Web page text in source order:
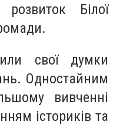
розвиток Білої
свої думки
Одностайним
вивченні
істориків та